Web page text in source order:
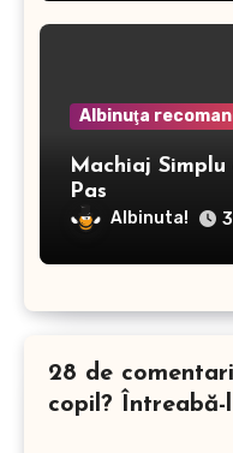
Albinuţa
Machiaj Simplu
Pas
Albinuta!
28 de
copil? Întreabă-